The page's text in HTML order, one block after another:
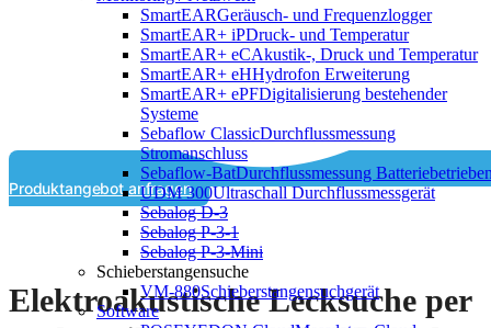
SmartEARGeräusch- und Frequenzlogger
SmartEAR+ iPDruck- und Temperatur
SmartEAR+ eCAkustik-, Druck und Temperatur
SmartEAR+ eHHydrofon Erweiterung
SmartEAR+ ePFDigitalisierung bestehender
Systeme
Sebaflow ClassicDurchflussmessung
Stromanschluss
Sebaflow-BatDurchflussmessung
UDM 300Ultraschall Durchflussmessgerät
Sebalog D-3
Sebalog P-3-1
Sebalog P-3-Mini
Schieberstangensuche
VM-880Schieberstangensuchgerät
Software
Produktangebot anfragen
Elektroakustische Lecksuche per